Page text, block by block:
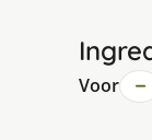
Voor −